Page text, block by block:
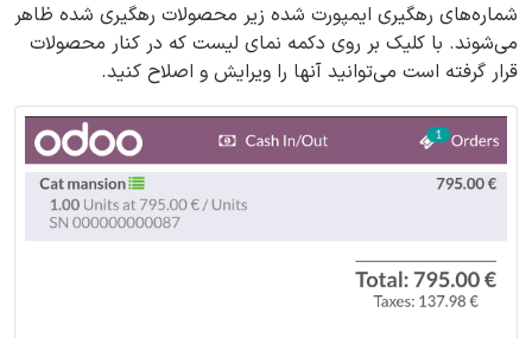
شماره‌های رهگیری ایمپورت شده زیر محصولات رهگیری شده ظاهر
می‌شوند. با کلیک بر روی دکمه نمای لیست که در کنار محصولات
قرار گرفته است می‌توانید آنها را ویرایش و اصلاح کنید.